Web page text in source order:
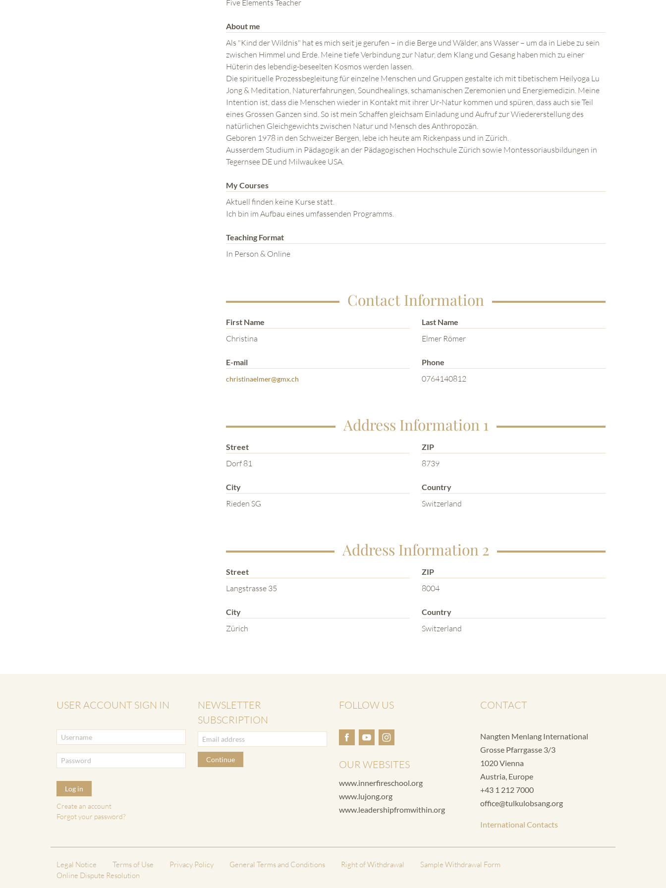
Five Elements Teacher
About me
Als "Kind der Wildnis" hat es mich seit je gerufen – in die Berge und Wälder, ans Wasser – um da in Liebe zu sein
zwischen Himmel und Erde. Meine tiefe Verbindung zur Natur, dem Klang und Gesang haben mich zu einer
Hüterin des lebendig-beseelten Kosmos werden lassen.
Die spirituelle Prozessbegleitung für einzelne Menschen und Gruppen gestalte ich mit tibetischem Heilyoga Lu
Jong & Meditation, Naturerfahrungen, Soundhealings, schamanischen Zeremonien und Energiemedizin. Meine
Intention ist, dass die Menschen wieder in Kontakt mit ihrer Ur-Natur kommen und spüren, dass auch sie Teil
eines Grossen Ganzen sind. So ist mein Schaffen gleichsam Einladung und Aufruf zur Wiedererstellung des
natürlichen Gleichgewichts zwischen Natur und Mensch des Anthropozän.
Geboren 1978 in den Schweizer Bergen, lebe ich heute am Rickenpass und in Zürich.
Ausserdem Studium in Pädagogik an der Pädagogischen Hochschule Zürich sowie Montessoriausbildungen in
Tegernsee DE und Milwaukee USA.
My Courses
Aktuell finden keine Kurse statt.
Ich bin im Aufbau eines umfassenden Programms.
Teaching Format
In Person & Online
Contact Information
First Name
Christina
Last Name
Elmer Römer
E-mail
christinaelmer@gmx.ch
Phone
0764140812
Address Information 1
Street
Dorf 81
ZIP
8739
City
Rieden SG
Country
Switzerland
Address Information 2
Street
Langstrasse 35
ZIP
8004
City
Zürich
Country
Switzerland
USER ACCOUNT SIGN IN
Log in
Create an account
Forgot your password?
NEWSLETTER
SUBSCRIPTION
Continue
FOLLOW US
OUR WEBSITES
www.innerfireschool.org
www.lujong.org
www.leadershipfromwithin.org
CONTACT
Nangten Menlang International
Grosse Pfarrgasse 3/3
1020 Vienna
Austria, Europe
+43 1 212 7000
office@tulkulobsang.org
International Contacts
Legal Notice Terms of Use Privacy Policy General Terms and Conditions Right of Withdrawal
Sample Withdrawal Form
Online Dispute Resolution